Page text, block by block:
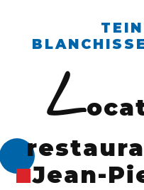
TEINTURERIE
l
Jean-